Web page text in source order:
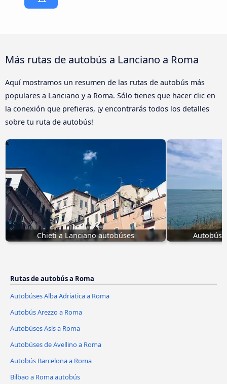
Más rutas de autobús a Lanciano a Roma
Aquí mostramos un resumen de las rutas de autobús más
populares a Lanciano y a Roma. Sólo tienes que hacer clic en
la conexión que prefieras, ¡y encontrarás todos los detalles
sobre tu ruta de autobús!
Chieti a Lanciano autobúses
Rutas de autobús a Roma
Autobúses Alba Adriatica a Roma
Autobús Arezzo a Roma
Autobúses Asís a Roma
Autobúses de Avellino a Roma
Autobús Barcelona a Roma
Bilbao a Roma autobús